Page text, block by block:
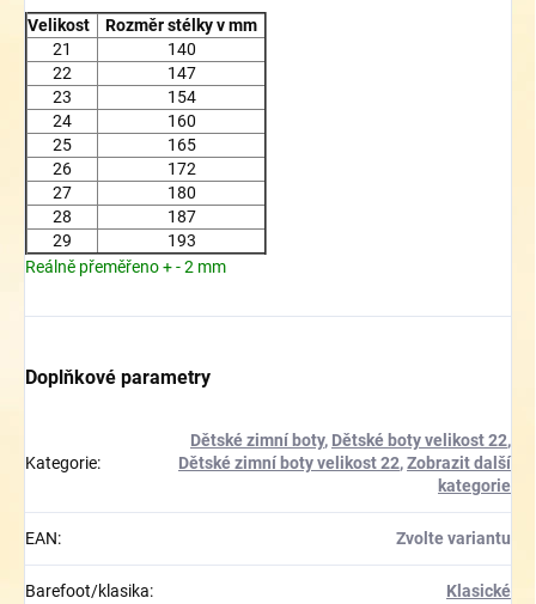
Velikost
Rozměr stélky v mm
21
140
22
147
23
154
24
160
25
165
26
172
27
180
28
187
29
193
Reálně přeměřeno + - 2 mm
Doplňkové parametry
Kategorie:
Dětské zimní boty, Dětské boty velikost 22,
Dětské zimní boty velikost 22,Zobrazit další
kategorie
EAN: Zvolte variantu
Barefoot/klasika: Klasické